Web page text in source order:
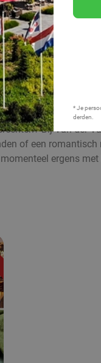
* Je
derden.
Bij Van der
of een
ergens